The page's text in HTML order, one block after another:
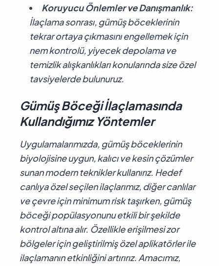
Koruyucu Önlemler ve Danışmanlık:
İlaçlama sonrası, gümüş böceklerinin
tekrar ortaya çıkmasını engellemek için
nem kontrolü, yiyecek depolama ve
temizlik alışkanlıkları konularında size özel
tavsiyelerde bulunuruz.
Gümüş Böceği İlaçlamasında
Kullandığımız Yöntemler
Uygulamalarımızda, gümüş böceklerinin
biyolojisine uygun, kalıcı ve kesin çözümler
sunan modern teknikler kullanırız. Hedef
canlıya özel seçilen ilaçlarımız, diğer canlılar
ve çevre için minimum risk taşırken, gümüş
böceği popülasyonunu etkili bir şekilde
kontrol altına alır. Özellikle erişilmesi zor
bölgeler için geliştirilmiş özel aplikatörler ile
ilaçlamanın etkinliğini artırırız. Amacımız,